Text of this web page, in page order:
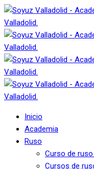
Inicio
Academia
Ruso
Curso de
Cursos de